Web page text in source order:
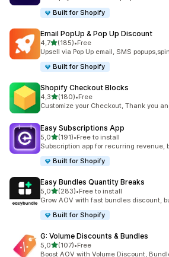
Built for Shopify
Email PopUp & Pop Up Discount
4,7z 5 hvězd
(185)
Celkový počet recenzí: 185
•Free
Upsell via Pop Up email, SMS
Built for Shopify
Shopify Checkout Blocks
4,3z 5 hvězd
(180)
Celkový počet recenzí: 180
•Free
Customize your Checkout, Thank you
Easy Subscriptions App
5,0z 5 hvězd
(191)
Celkový počet recenzí: 191
•Free to install
Subscription app for recurring revenue,
Built for Shopify
Easy Bundles Quantity Breaks
5,0z 5 hvězd
(283)
Celkový počet recenzí: 283
•Free to install
Grow AOV with fast bundles discount,
Built for Shopify
G: Volume Discounts & Bundles
5,0z 5 hvězd
(107)
Celkový počet recenzí: 107
•Free
Boost AOV with Volume Discount,